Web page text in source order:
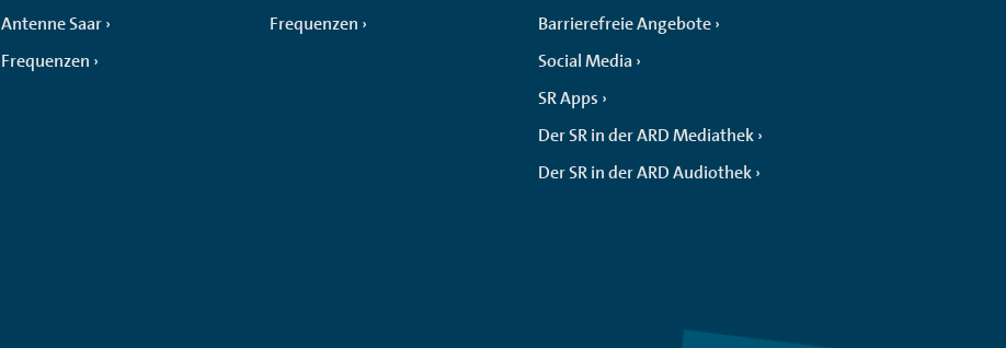
Antenne Saar
Frequenzen
Frequenzen
Barrierefreie Angebote
Social Media
SR Apps
Der SR in der ARD Mediathek
Der SR in der ARD Audiothek